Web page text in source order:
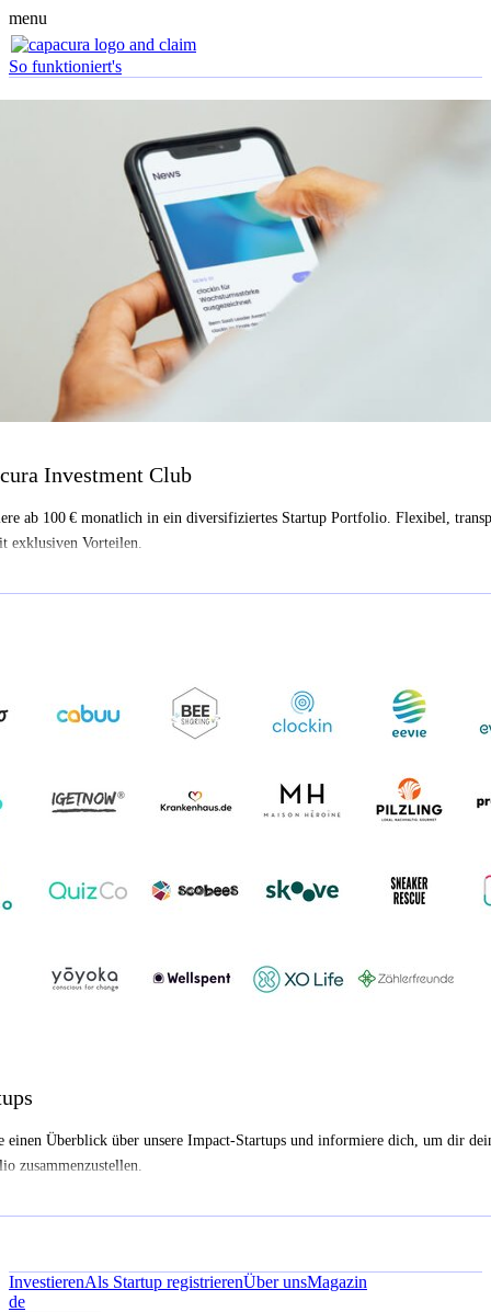
menu
So funktioniert's
Investment Club
ab 100 € monatlich in ein diversifiziertes Startup Portfolio. Flexibel,
exklusiven Vorteilen.
einen Überblick über unsere Impact-Startups und informiere dich, um dir
zusammenzustellen.
InvestierenAls Startup registrierenÜber unsMagazin
de